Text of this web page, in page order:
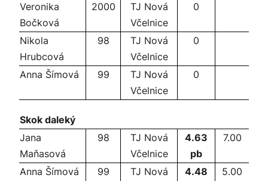
Veronika
Bočková
2000
TJ Nová
Včelnice
0
Nikola
Hrubcová
98
TJ Nová
Včelnice
0
Anna Šímová 99
TJ Nová
Včelnice
0
Skok daleký
Jana
Maňasová
98
TJ Nová
Včelnice
4.63
pb
7.00
Anna Šímová 99
TJ Nová
4.48
5.00